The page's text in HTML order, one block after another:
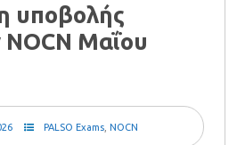
υποβολής
Μαΐου
PALSO Exams ,NOCN